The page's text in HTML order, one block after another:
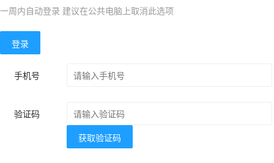
一周内自动登录 建议在公共电脑上取消此选项
登录
手机号
验证码
获取验证码